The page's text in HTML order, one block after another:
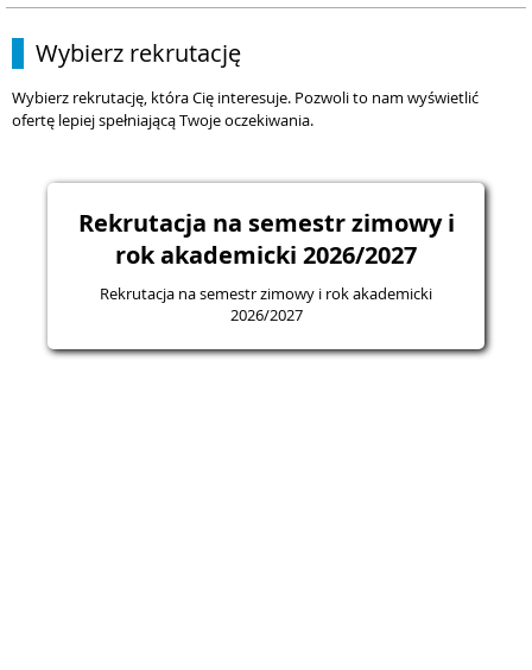
Wybierz rekrutację
Wybierz rekrutację, która Cię interesuje. Pozwoli to nam wyświetlić
ofertę lepiej spełniającą Twoje oczekiwania.
Rekrutacja na semestr zimowy i
rok akademicki 2026/2027
Rekrutacja na semestr zimowy i rok akademicki
2026/2027